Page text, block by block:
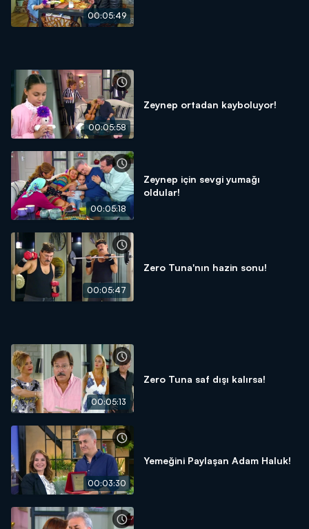
00:05:49
00:05:58
Zeynep ortadan kayboluyor!
00:05:18
Zeynep için sevgi yumağı
oldular!
00:05:47
Zero Tuna'nın hazin sonu!
00:05:13
Zero Tuna saf dışı kalırsa!
00:03:30
Yemeğini Paylaşan Adam Haluk!